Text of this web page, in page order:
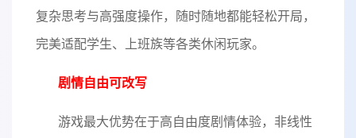
复杂思考与高强度操作，随时随地都能轻松开局，
完美适配学生、上班族等各类休闲玩家。
剧情自由可改写
游戏最大优势在于高自由度剧情体验，非线性